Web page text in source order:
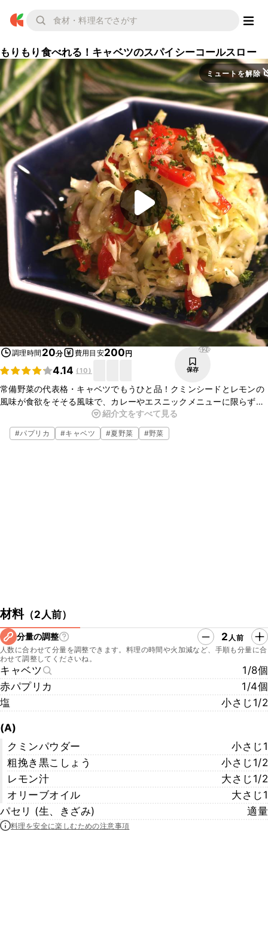
もりもり食べれる！キャベツのスパイシーコールスロー
ミュートを解除
調理時間 20分 費用目安200円
4.14 (10)
426
保存
常備野菜の代表格・キャベツでもうひと品！クミンシードとレモンの
風味が食欲をそそる風味で、カレーやエスニックメニューに限らず、
幅広い料理にも合います。火を使わず手軽に作れるので、カレーなど
の煮込み料理を作りながらパパっと作れちゃいますよ。
紹介文をすべて見る
#パプリカ #キャベツ #夏野菜 #野菜
材料（2人前）
分量の調整 2 人前
人数に合わせて分量を調整できます。料理の時間や火加減など、手順も分量に合
わせて調整してくださいね。
キャベツ
1/8個
赤パプリカ
1/4個
塩
小さじ1/2
(A)
クミンパウダー
小さじ1
粗挽き黒こしょう
小さじ1/2
レモン汁
大さじ1/2
オリーブオイル
大さじ1
パセリ (生、きざみ)
適量
料理を安全に楽しむための注意事項